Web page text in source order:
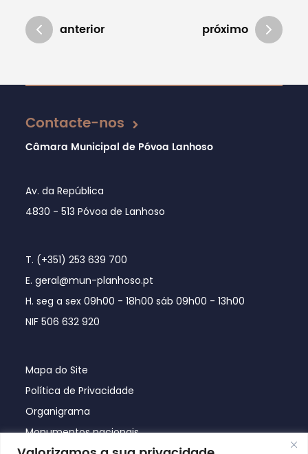
anterior próximo
Atualizado em 29/10/2020
Contacte-nos
Câmara Municipal de Póvoa Lanhoso
Av. da República
4830 - 513 Póvoa de Lanhoso
T. (+351) 253 639 700
E. geral@mun-planhoso.pt
H. seg a sex 09h00 - 18h00 sáb 09h00 - 13h00
NIF 506 632 920
Mapa do Site
Política de Privacidade
Organigrama
Monumentos nacionais